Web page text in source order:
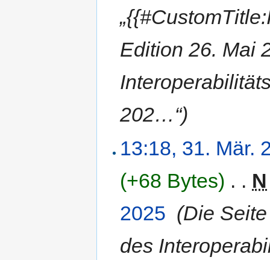
Edition 26. Mai
202…“)
13:18, 31. Mär.
(+68 Bytes) . . N
2025 (Die
des